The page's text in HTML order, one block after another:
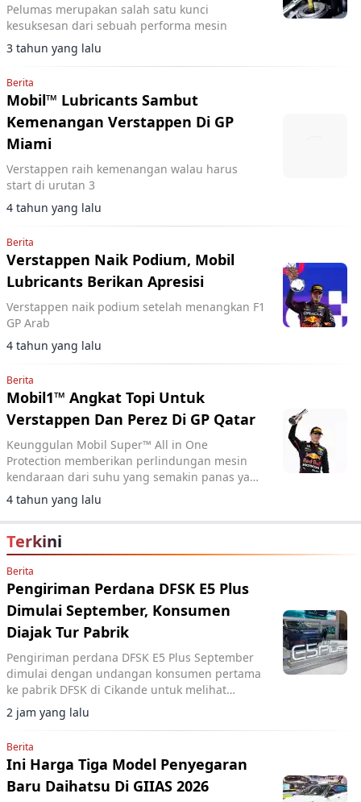
Pelumas merupakan salah satu kunci
kesuksesan dari sebuah performa mesin
3 tahun yang lalu
Berita
Mobil™ Lubricants Sambut
Kemenangan Verstappen Di GP
Miami
Verstappen raih kemenangan walau harus
start di urutan 3
4 tahun yang lalu
Berita
Verstappen Naik Podium, Mobil
Lubricants Berikan Apresisi
Verstappen naik podium setelah menangkan F1
GP Arab
4 tahun yang lalu
Berita
Mobil1™ Angkat Topi Untuk
Verstappen Dan Perez Di GP Qatar
Keunggulan Mobil Super™ All in One
Protection memberikan perlindungan mesin
kendaraan dari suhu yang semakin panas yang
dapat diatasi oleh Full synthetic dengan Heat
Activated Anti-wear Molecules.
4 tahun yang lalu
Terkini
Berita
Pengiriman Perdana DFSK E5 Plus
Dimulai September, Konsumen
Diajak Tur Pabrik
Pengiriman perdana DFSK E5 Plus September
dimulai dengan undangan konsumen pertama
ke pabrik DFSK di Cikande untuk melihat
proses produksi PHEV.
2 jam yang lalu
Berita
Ini Harga Tiga Model Penyegaran
Baru Daihatsu Di GIIAS 2026